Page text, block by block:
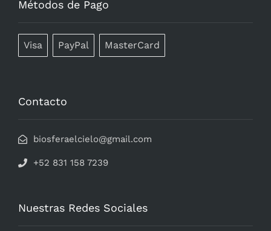
Métodos de Pago
Visa PayPal MasterCard
Contacto
biosferaelcielo@gmail.com
+52 831 158 7239
Nuestras Redes Sociales